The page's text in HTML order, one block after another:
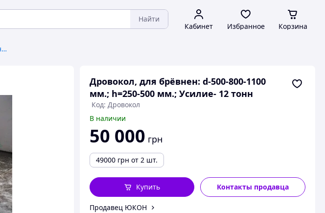
Найти
Кабинет Избранное Корзина
Лесозаготовительное оборудование
Дровокол, для брёвнен: d-500-800-1100
мм.; h=250-500 мм.; Усилие- 12 тонн
Код: Дровокол
В наличии
50 000 грн
49000 грн от 2 шт.
Контакты продавца
Купить
Продавец ЮКОН